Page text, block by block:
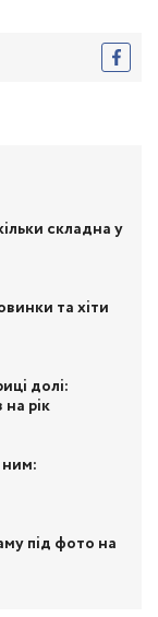
складна у
та хіти
долі:
рік
ним:
під фото на